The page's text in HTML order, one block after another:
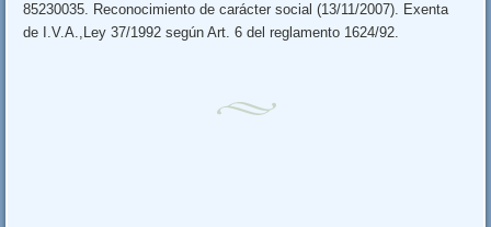
85230035. Reconocimiento de carácter social (13/11/2007). Exenta
de I.V.A.,Ley 37/1992 según Art. 6 del reglamento 1624/92.